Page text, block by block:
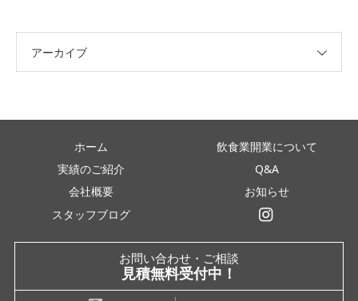
アーカイブ
ホーム
飲食業開業について
実績のご紹介
Q&A
会社概要
お知らせ
スタッフブログ
お問い合わせ・ご相談
見積無料受付中！